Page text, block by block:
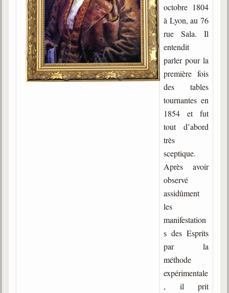
Belgique, Lux. et Canada
Fédérations spirites
Médias spirites
octobre 1804
à Lyon, au 76
rue Sala. Il
entendit
parler pour la
première fois
des tables
tournantes en
1854 et fut
tout d’abord
très
sceptique.
Après avoir
observé
assidûment
les
manifestation
s des Esprits
par la
méthode
expérimentale
, il prit